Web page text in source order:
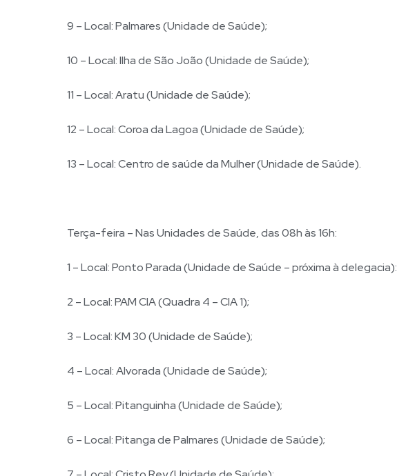
9 – Local: Palmares (Unidade de Saúde);
10 – Local: Ilha de São João (Unidade de Saúde);
11 – Local: Aratu (Unidade de Saúde);
12 – Local: Coroa da Lagoa (Unidade de Saúde);
13 – Local: Centro de saúde da Mulher (Unidade de Saúde).
Terça-feira – Nas Unidades de Saúde, das 08h às 16h:
1 – Local: Ponto Parada (Unidade de Saúde – próxima à delegacia):
2 – Local: PAM CIA (Quadra 4 – CIA 1);
3 – Local: KM 30 (Unidade de Saúde);
4 – Local: Alvorada (Unidade de Saúde);
5 – Local: Pitanguinha (Unidade de Saúde);
6 – Local: Pitanga de Palmares (Unidade de Saúde);